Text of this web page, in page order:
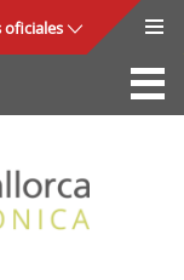
oficiales
La Sede
de Mallorca
y seguridad